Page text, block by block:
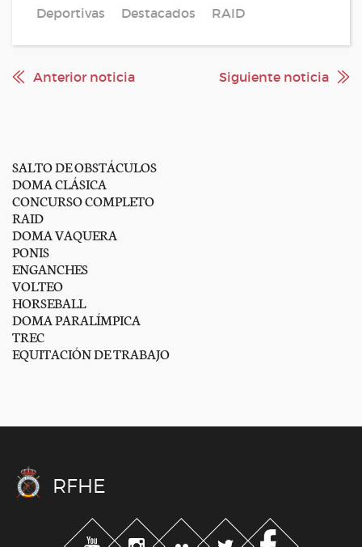
Deportivas Destacados RAID
Anterior noticia Siguiente noticia
SALTO DE OBSTÁCULOS
DOMA CLÁSICA
CONCURSO COMPLETO
RAID
DOMA VAQUERA
PONIS
ENGANCHES
VOLTEO
HORSEBALL
DOMA PARALÍMPICA
TREC
EQUITACIÓN DE TRABAJO
RFHE